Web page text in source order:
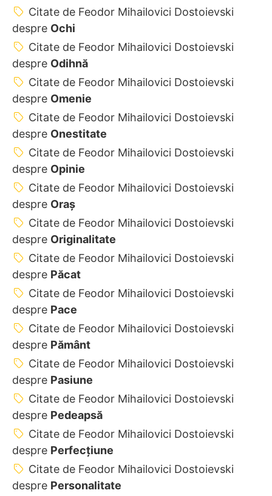
Citate de Feodor Mihailovici Dostoievski
despre Ochi
Citate de Feodor Mihailovici Dostoievski
despre Odihnă
Citate de Feodor Mihailovici Dostoievski
despre Omenie
Citate de Feodor Mihailovici Dostoievski
despre Onestitate
Citate de Feodor Mihailovici Dostoievski
despre Opinie
Citate de Feodor Mihailovici Dostoievski
despre Oraș
Citate de Feodor Mihailovici Dostoievski
despre Originalitate
Citate de Feodor Mihailovici Dostoievski
despre Păcat
Citate de Feodor Mihailovici Dostoievski
despre Pace
Citate de Feodor Mihailovici Dostoievski
despre Pământ
Citate de Feodor Mihailovici Dostoievski
despre Pasiune
Citate de Feodor Mihailovici Dostoievski
despre Pedeapsă
Citate de Feodor Mihailovici Dostoievski
despre Perfecţiune
Citate de Feodor Mihailovici Dostoievski
despre Personalitate